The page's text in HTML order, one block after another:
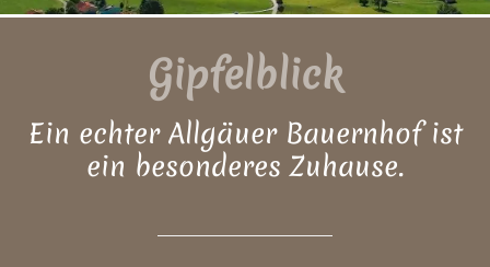
Schwalbennest
Sonnenmulde
allgäuweit
Gipfelblick
Ein echter Allgäuer Bauernhof ist
ein besonderes Zuhause.